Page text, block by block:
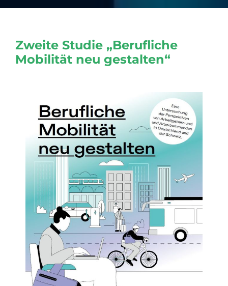
Zweite Studie „Berufliche
Mobilität neu gestalten“